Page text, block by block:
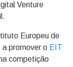
Venture
Europeu de
a promover o EIT
competição